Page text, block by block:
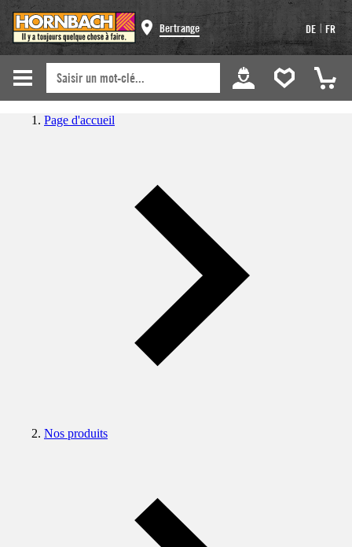
Bertrange DE | FR
Page d'accueil
Nos produits